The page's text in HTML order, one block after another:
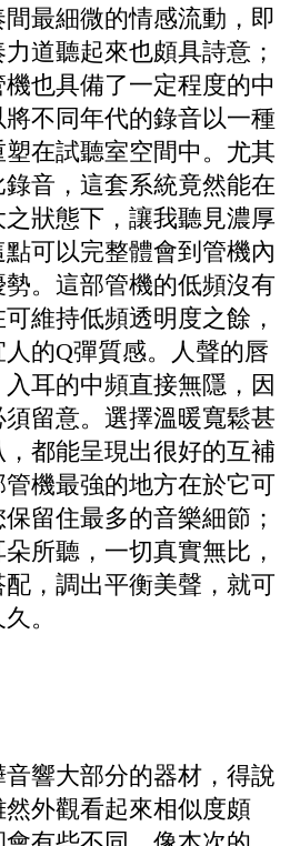
最細微的情感流動，即
道聽起來也頗具詩意；
也具備了一定程度的中
不同年代的錄音以一種
在試聽室空間中。尤其
音，這套系統竟然能在
狀態下，讓我聽見濃厚
可以完整體會到管機內
。這部管機的低頻沒有
維持低頻透明度之餘，
的Q彈質感。人聲的唇
耳的中頻直接無隱，因
留意。選擇溫暖寬鬆甚
都能呈現出很好的互補
機最強的地方在於它可
留住最多的音樂細節；
所聽，一切真實無比，
，調出平衡美聲，就可
。
響大部分的器材，得說
外觀看起來相似度頗